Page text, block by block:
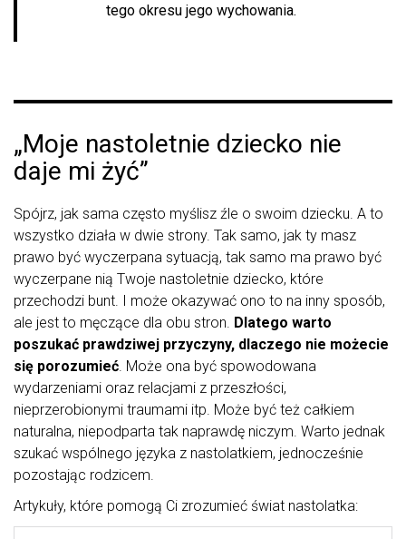
tego okresu jego wychowania.
„Moje nastoletnie dziecko nie
daje mi żyć”
Spójrz, jak sama często myślisz źle o swoim dziecku. A to
wszystko działa w dwie strony. Tak samo, jak ty masz
prawo być wyczerpana sytuacją, tak samo ma prawo być
wyczerpane nią Twoje nastoletnie dziecko, które
przechodzi bunt. I może okazywać ono to na inny sposób,
ale jest to męczące dla obu stron. Dlatego warto
poszukać prawdziwej przyczyny, dlaczego nie możecie
się porozumieć. Może ona być spowodowana
wydarzeniami oraz relacjami z przeszłości,
nieprzerobionymi traumami itp. Może być też całkiem
naturalna, niepodparta tak naprawdę niczym. Warto jednak
szukać wspólnego języka z nastolatkiem, jednocześnie
pozostając rodzicem.
Artykuły, które pomogą Ci zrozumieć świat nastolatka: